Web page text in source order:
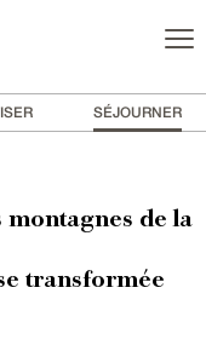
SÉJOURNER
montagnes de la
transformée